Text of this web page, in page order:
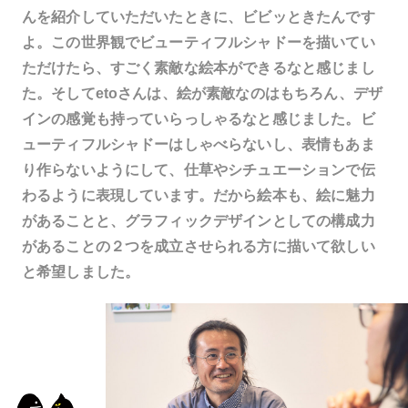
んを紹介していただいたときに、ビビッときたんです
よ。この世界観でビューティフルシャドーを描いてい
ただけたら、すごく素敵な絵本ができるなと感じまし
た。そしてetoさんは、絵が素敵なのはもちろん、デザ
インの感覚も持っていらっしゃるなと感じました。ビ
ューティフルシャドーはしゃべらないし、表情もあま
り作らないようにして、仕草やシチュエーションで伝
わるように表現しています。だから絵本も、絵に魅力
があることと、グラフィックデザインとしての構成力
があることの２つを成立させられる方に描いて欲しい
と希望しました。